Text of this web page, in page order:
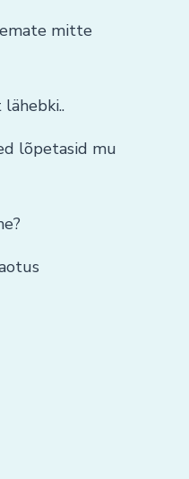
mitte
lõpetasid mu